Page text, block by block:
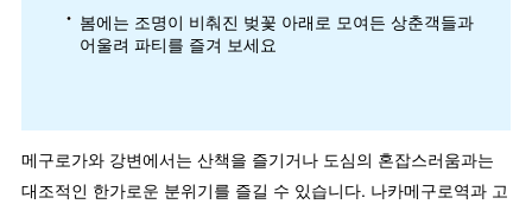
봄에는 조명이 비춰진 벚꽃 아래로 모여든 상춘객들과
어울려 파티를 즐겨 보세요
메구로가와 강변에서는 산책을 즐기거나 도심의 혼잡스러움과는
대조적인 한가로운 분위기를 즐길 수 있습니다. 나카메구로역과 고